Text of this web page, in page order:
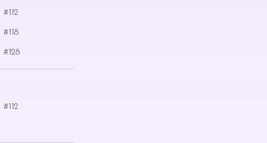
#112
#118
#128
#112